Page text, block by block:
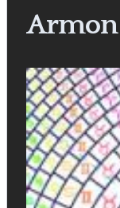
Armon